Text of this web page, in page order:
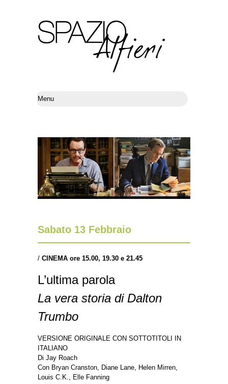
Sabato 13 Febbraio
/ CINEMA ore 15.00, 19.30 e 21.45
L’ultima parola
La vera storia di Dalton
Trumbo
VERSIONE ORIGINALE CON SOTTOTITOLI IN
ITALIANO
Di Jay Roach
Con Bryan Cranston, Diane Lane, Helen Mirren,
Louis C.K., Elle Fanning